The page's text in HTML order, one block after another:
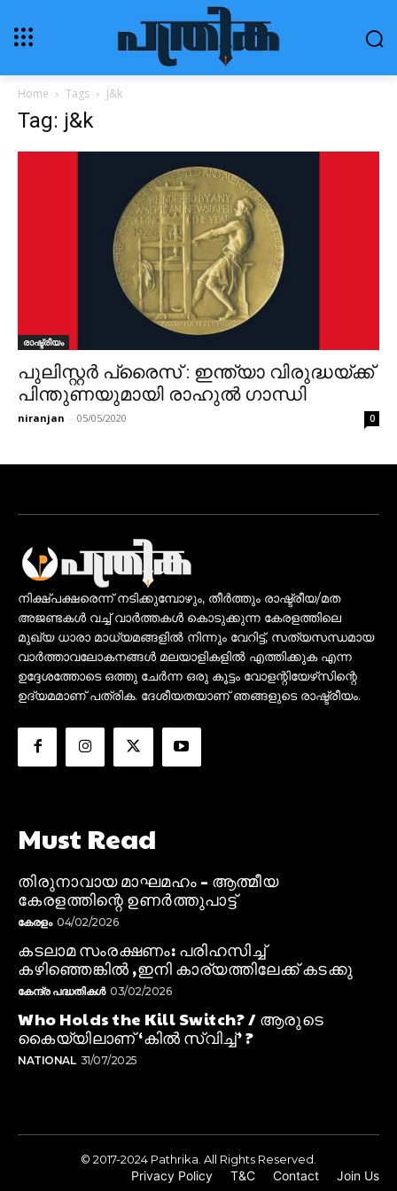
Home Tags J&k
Tag: j&k
രാഷ്ട്രീയം
പുലിസ്റ്റർ പ്രൈസ് : ഇന്ത്യാ വിരുദ്ധയ്ക്ക്
പിന്തുണയുമായി രാഹുൽ ഗാന്ധി
niranjan - 05/05/2020 0
നിക്ഷ്പക്ഷരെന്ന് നടിക്കുമ്പോഴും, തീർത്തും രാഷ്ട്രീയ/മത
അജണ്ടകൾ വച്ച് വാർത്തകൾ കൊടുക്കുന്ന കേരളത്തിലെ
മുഖ്യ ധാരാ മാധ്യമങ്ങളിൽ നിന്നും വേറിട്ട്, സത്യസന്ധമായ
വാർത്താവലോകനങ്ങൾ മലയാളികളിൽ എത്തിക്കുക എന്ന
ഉദ്ദേശത്തോടെ ഒത്തു ചേർന്ന ഒരു കൂട്ടം വോളന്റിയേഴ്‌സിന്റെ
ഉദ്യമമാണ് പത്രിക. ദേശീയതയാണ് ഞങ്ങളുടെ രാഷ്ട്രീയം.
Must Read
തിരുനാവായ മാഘമഹം – ആത്മീയ
കേരളത്തിന്റെ ഉണർത്തുപാട്ട്
കേരളം 04/02/2026
കടലാമ സംരക്ഷണം: പരിഹസിച്ച്
കഴിഞ്ഞെങ്കിൽ ,ഇനി കാര്യത്തിലേക്ക് കടക്കു
കേന്ദ്ര പദ്ധതികൾ 03/02/2026
Who Holds the Kill Switch? / ആരുടെ
കൈയ്യിലാണ് ‘കിൽ സ്വിച്ച്’ ?
NATIONAL 31/07/2025
© 2017-2024 Pathrika. All Rights Reserved.
Privacy Policy T&C Contact Join Us